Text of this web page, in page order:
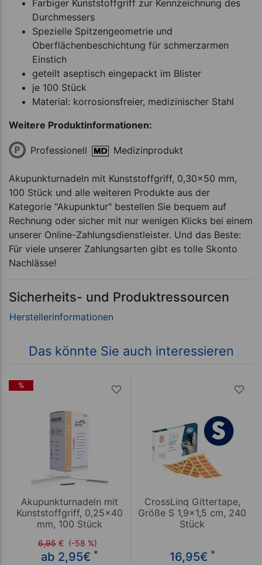
Farbiger Kunststoffgriff zur Kennzeichnung des
Durchmessers
Spezielle Spitzengeometrie und
Oberflächenbeschichtung für schmerzarmen
Einstich
geteilt aseptisch eingepackt im Blister
je 100 Stück
Material: korrosionsfreier, medizinischer Stahl
Weitere Produktinformationen:
Professionell Medizinprodukt
Akupunkturnadeln mit Kunststoffgriff, 0,30x50 mm,
100 Stück und alle weiteren Produkte aus der
Kategorie "Akupunktur" bestellen Sie bequem auf
Rechnung oder sicher mit nur wenigen Klicks bei einem
unserer Online-Zahlungsdienstleister. Und das Beste:
Für viele unserer Zahlungsarten gibt es tolle Skonto
Nachlässe!
Sicherheits- und Produktressourcen
Das könnte Sie auch interessieren
%
Akupunkturnadeln mit
Kunststoffgriff, 0,25x40
mm, 100 Stück
6,95 € (-58 %)
ab 2,95€ *
CrossLinq Gittertape,
Größe S 1,9x1,5 cm, 240
Stück
16,95€ *